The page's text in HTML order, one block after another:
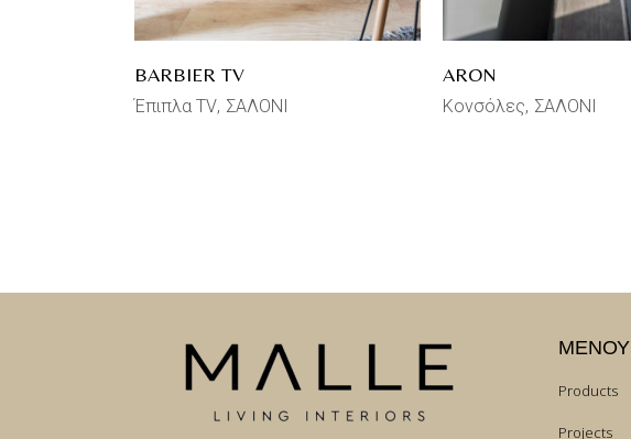
BARBIER TV
Έπιπλα TV ΣΑΛΟΝΙ
ARON
Κονσόλες ΣΑΛΟΝΙ
ΜΕΝΟΥ
Products
Projects